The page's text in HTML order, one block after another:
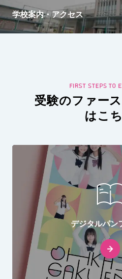
学校案内・アクセス
受験のファー
はこ
デジタルパン